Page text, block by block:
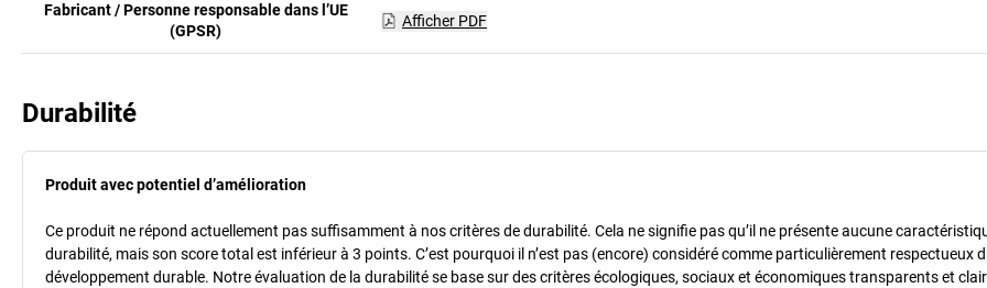
Fabricant / Personne responsable dans l’UE
(GPSR)
Afficher PDF
Durabilité
Produit avec potentiel d’amélioration
Ce produit ne répond actuellement pas suffisamment à nos critères de durabilité. Cela ne signifie pas qu’il ne présente aucune
durabilité, mais son score total est inférieur à 3 points. C’est pourquoi il n’est pas (encore) considéré comme particulièrement respectueux
développement durable. Notre évaluation de la durabilité se base sur des critères écologiques, sociaux et économiques transparents et